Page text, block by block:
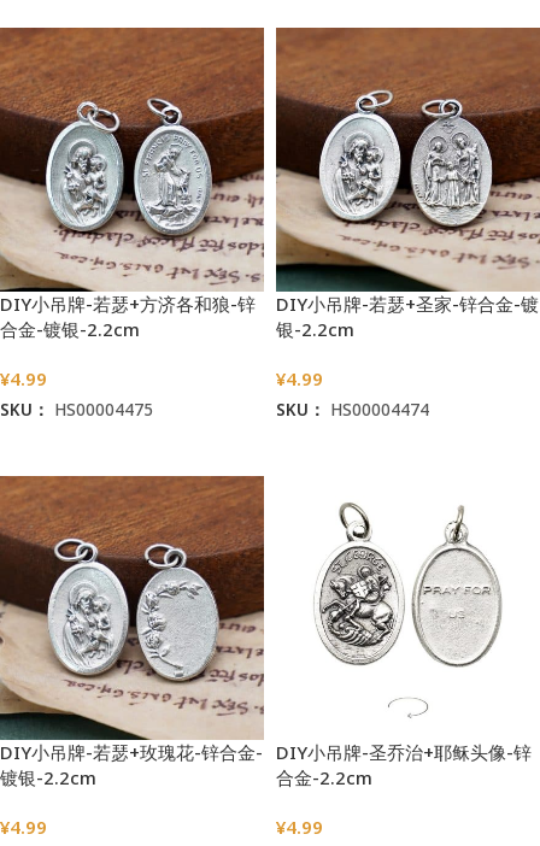
DIY小吊牌-若瑟+方济各和狼-锌
合金-镀银-2.2cm
¥4.99
SKU： HS00004475
DIY小吊牌-若瑟+圣家-锌合金-镀
银-2.2cm
¥4.99
SKU： HS00004474
DIY小吊牌-若瑟+玫瑰花-锌合金-
镀银-2.2cm
¥4.99
DIY小吊牌-圣乔治+耶稣头像-锌
合金-2.2cm
¥4.99